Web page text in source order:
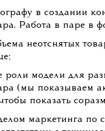
в создании
Работа в паре в
неотснятых
роли модели для
(мы показываем
показать
маркетинга по